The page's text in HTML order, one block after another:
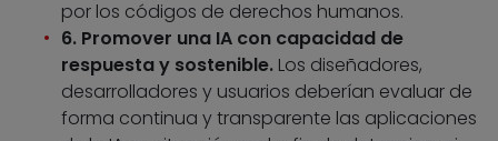
por los códigos de derechos humanos.
6. Promover una IA con capacidad de
respuesta y sostenible. Los diseñadores,
desarrolladores y usuarios deberían evaluar de
forma continua y transparente las aplicaciones